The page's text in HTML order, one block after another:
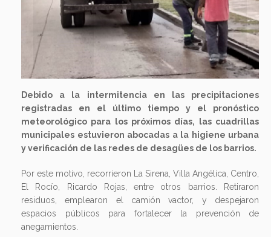
Debido a la intermitencia en las precipitaciones
registradas en el último tiempo y el pronóstico
meteorológico para los próximos días, las cuadrillas
municipales estuvieron abocadas a la higiene urbana
y verificación de las redes de desagües de los barrios.
Por este motivo, recorrieron La Sirena, Villa Angélica, Centro,
El Rocío, Ricardo Rojas, entre otros barrios. Retiraron
residuos, emplearon el camión vactor, y despejaron
espacios públicos para fortalecer la prevención de
anegamientos.